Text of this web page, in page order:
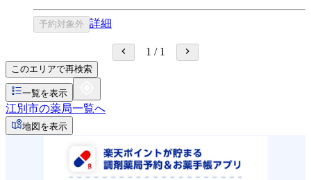
予約対象外 詳細
1 / 1
このエリアで再検索
一覧を表示
江別市の薬局一覧へ
地図を表示